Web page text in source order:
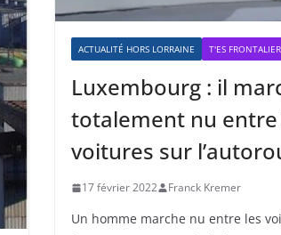
ACTUALITÉ HORS LORRAINE T'ES
Luxembourg : il
totalement nu entre
voitures sur
17 février 2022 Franck Kremer
Un homme marche nu entre les